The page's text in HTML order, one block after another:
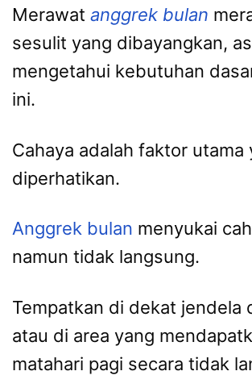
Merawat anggrek bulan
sesulit yang dibayangkan,
mengetahui kebutuhan
ini.
Cahaya adalah faktor utama
diperhatikan.
Anggrek bulan menyukai
namun tidak langsung.
Tempatkan di dekat jendela
atau di area yang
matahari pagi secara tidak